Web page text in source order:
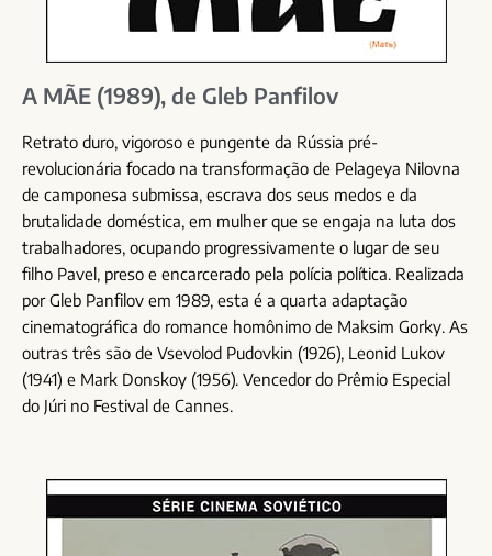
A MÃE (1989), de Gleb Panfilov
Retrato duro, vigoroso e pungente da Rússia pré-
revolucionária focado na transformação de Pelageya Nilovna
de camponesa submissa, escrava dos seus medos e da
brutalidade doméstica, em mulher que se engaja na luta dos
trabalhadores, ocupando progressivamente o lugar de seu
filho Pavel, preso e encarcerado pela polícia política. Realizada
por Gleb Panfilov em 1989, esta é a quarta adaptação
cinematográfica do romance homônimo de Maksim Gorky. As
outras três são de Vsevolod Pudovkin (1926), Leonid Lukov
(1941) e Mark Donskoy (1956). Vencedor do Prêmio Especial
do Júri no Festival de Cannes.